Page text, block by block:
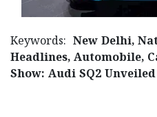
Keywords: New Delhi,
Headlines, Automobile,
Show: Audi SQ2 Unveiled